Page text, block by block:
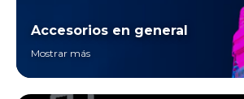
Accesorios en general
Mostrar más